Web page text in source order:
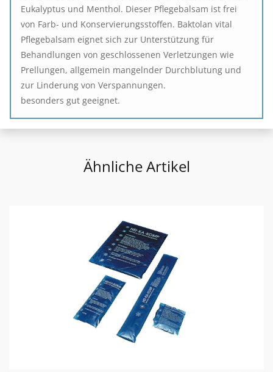
Eukalyptus und Menthol. Dieser Pflegebalsam ist frei
von Farb- und Konservierungsstoffen. Baktolan vital
Pflegebalsam eignet sich zur Unterstützung für
Behandlungen von geschlossenen Verletzungen wie
Prellungen, allgemein mangelnder Durchblutung und
zur Linderung von Verspannungen.
besonders gut geeignet.
Ähnliche Artikel